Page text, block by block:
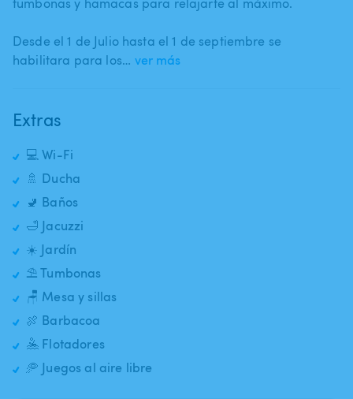
Desde el 1 de Julio hasta el 1 de septiembre se
habilitara para los… ver más
Extras
💻 Wi-Fi
🚿 Ducha
🚽 Baños
🛁 Jacuzzi
☀️ Jardín
⛱️ Tumbonas
🪑 Mesa y sillas
🍖 Barbacoa
🤽 Flotadores
🥏 Juegos al aire libre